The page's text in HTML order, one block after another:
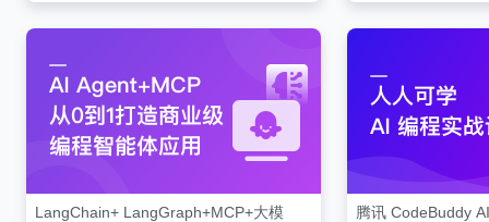
LangChain+ LangGraph+MCP+大模
腾讯 CodeBuddy